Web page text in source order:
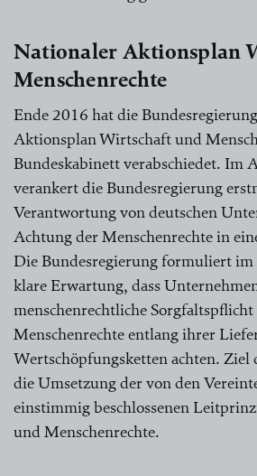
Nationaler Aktionsplan
Menschenrechte
Ende 2016 hat die
Aktionsplan Wirtschaft und
Bundeskabinett verabschiedet. Im
verankert die Bundesregierung
Verantwortung von deutschen
Achtung der Menschenrechte in
Die Bundesregierung formuliert
klare Erwartung, dass
menschenrechtliche
Menschenrechte entlang ihrer
Wertschöpfungsketten achten. Ziel
die Umsetzung der von den
einstimmig beschlossenen
und Menschenrechte.